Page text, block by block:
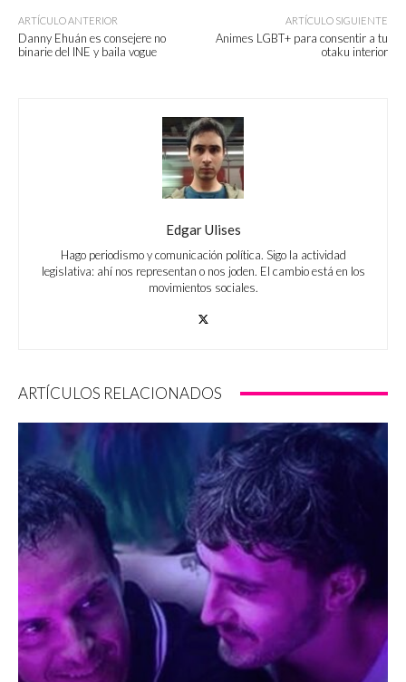
ARTÍCULO ANTERIOR
Danny Ehuán es consejere no
binarie del INE y baila vogue
ARTÍCULO SIGUIENTE
Animes LGBT+ para consentir a tu
otaku interior
Edgar Ulises
Hago periodismo y comunicación política. Sigo la actividad
legislativa: ahí nos representan o nos joden. El cambio está en los
movimientos sociales.
ARTÍCULOS RELACIONADOS